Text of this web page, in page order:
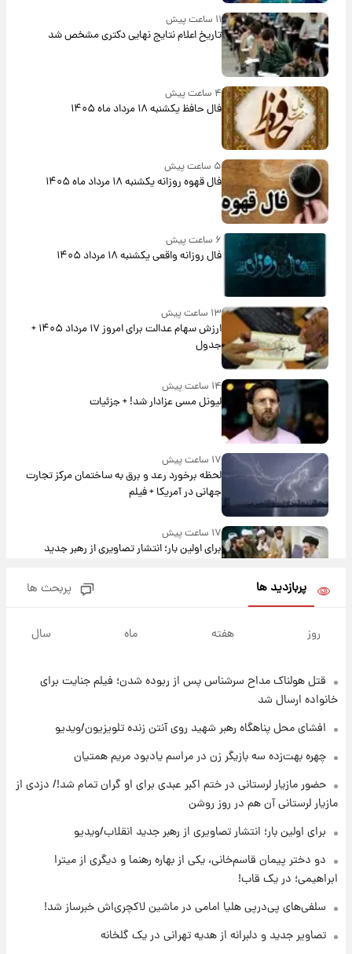
۱۱ ساعت پیش
تاریخ اعلام نتایج نهایی دکتری مشخص شد
۴ ساعت پیش
فال حافظ یکشنبه ۱۸ مرداد ماه ۱۴۰۵
۵ ساعت پیش
فال قهوه روزانه یکشنبه ۱۸ مرداد ماه ۱۴۰۵
۶ ساعت پیش
فال روزانه واقعی یکشنبه ۱۸ مرداد ۱۴۰۵
۱۳ ساعت پیش
ارزش سهام عدالت برای امروز ۱۷ مرداد ۱۴۰۵ +
جدول
۱۴ ساعت پیش
لیونل مسی عزادار شد! + جزئیات
۱۷ ساعت پیش
لحظه برخورد رعد و برق به ساختمان مرکز تجارت
جهانی در آمریکا + فیلم
۱۷ ساعت پیش
برای اولین بار؛ انتشار تصاویری از رهبر جدید
۲۰ ساعت پیش
۲۱ ساعت پیش
بیتلز
۲۱ ساعت پیش
ادعای جنجالی درباره اینفانتینو؛ اتهام پرداخت
پول به معشوقه با درآمد یوفا
۲۱ ساعت پیش
هشدار درباره کمبود یک ماده معدنی؛ خطر
آلزایمر و زوال عقل افزایش می‌یابد؟
پربازدید ها پربحث ها
روز هفته ماه سال
قتل هولناک مداح سرشناس پس از ربوده شدن؛ فیلم جنایت برای
خانواده ارسال شد
افشای محل پناهگاه‌ رهبر شهید روی آنتن زنده تلویزیون/ویدیو
چهره بهت‌زده سه بازیگر زن در مراسم یادبود مریم همتیان
حضور مازیار لرستانی در ختم اکبر عبدی برای او گران تمام شد!/ دزدی از
مازیار لرستانی آن هم در روز روشن
برای اولین بار؛ انتشار تصاویری از رهبر جدید انقلاب/ویدیو
دو دختر پیمان قاسم‌خانی، یکی از بهاره رهنما و دیگری از میترا
ابراهیمی؛ در یک قاب!
سلفی‌های پی‌درپی هلیا امامی در ماشین لاکچری‌اش خبرساز شد!
تصاویر جدید و دلبرانه از هدیه تهرانی در یک گلخانه